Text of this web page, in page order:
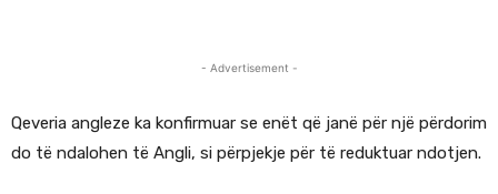
- Advertisement -
Qeveria angleze ka konfirmuar se enët që janë për një përdorim
do të ndalohen të Angli, si përpjekje për të reduktuar ndotjen.